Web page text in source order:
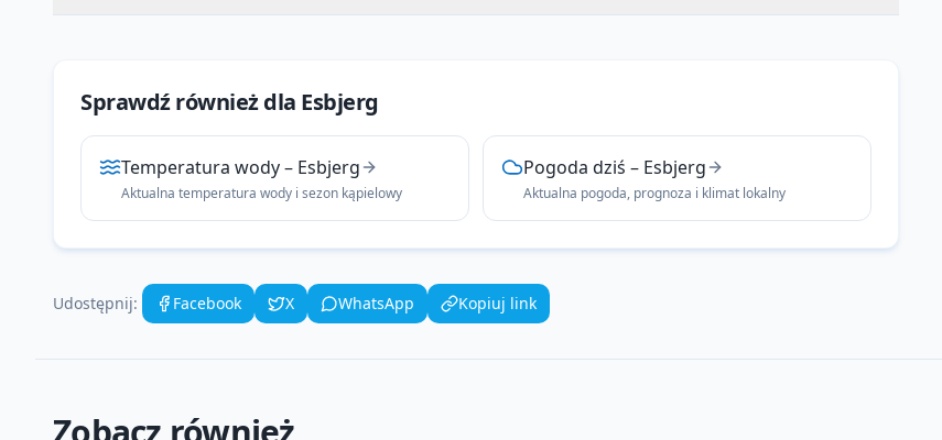
Sprawdź również dla Esbjerg
Temperatura wody– Esbjerg
Aktualna temperatura wody i sezon kąpielowy
Pogoda dziś – Esbjerg
Aktualna pogoda, prognoza i klimat lokalny
Udostępnij: Facebook X WhatsApp Kopiuj link